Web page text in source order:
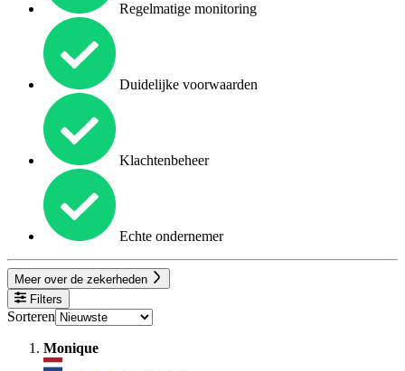
Regelmatige monitoring
Duidelijke voorwaarden
Klachtenbeheer
Echte ondernemer
Meer over de zekerheden
Filters
Sorteren
Monique